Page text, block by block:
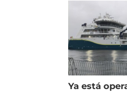
Ya está